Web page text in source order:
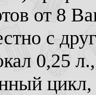
от 8
с
0,25
цикл,